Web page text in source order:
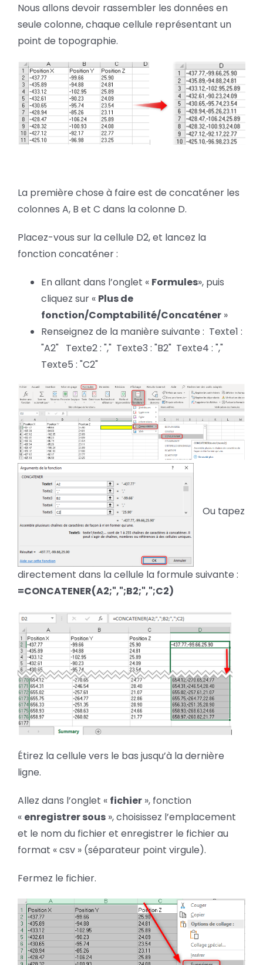
Nous allons devoir rassembler les données en
seule colonne, chaque cellule représentant un
point de topographie.
La première chose à faire est de concaténer les
colonnes A, B et C dans la colonne D.
Placez-vous sur la cellule D2, et lancez la
fonction concaténer :
En allant dans l’onglet « Formules», puis
cliquez sur « Plus de
fonction/Comptabilité/Concaténer»
Renseignez de la manière suivante : Texte1 :
"A2" Texte2 : "," Texte3 : "B2" Texte4 : ","
Texte5 : "C2"
Ou tapez
directement dans la cellule la formule suivante :
=CONCATENER(A2;",";B2;",";C2)
Étirez la cellule vers le bas jusqu’à la dernière
ligne.
Allez dans l’onglet « fichier», fonction
« enregistrer sous», choisissez l’emplacement
et le nom du fichier et enregistrer le fichier au
format « csv » (séparateur point virgule).
Fermez le fichier.